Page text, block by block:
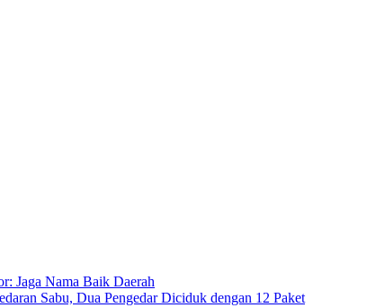
Jaga Nama Baik Daerah
Sabu, Dua Pengedar Diciduk dengan 12 Paket